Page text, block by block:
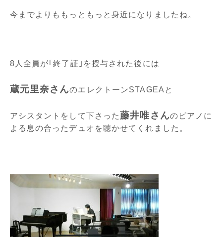
今までよりももっともっと身近になりましたね。
8人全員が｢終了証｣を授与された後には
蔵元里奈さんのエレクトーンSTAGEAと
アシスタントをして下さった藤井唯さんのピアノに
よる息の合ったデュオを聴かせてくれました。